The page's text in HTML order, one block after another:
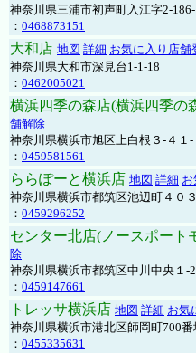
神奈川県三浦市初声町入江字2-
： 0468873151
大和店 地図 詳細 お気に入り店舗
神奈川県大和市深見台1-1-18
： 0462005021
横浜四季の森店(横浜四季の
舗解除
神奈川県横浜市旭区上白根３-４１-
： 0459581561
ららぽーと横浜店 地図 詳細
神奈川県横浜市都筑区池辺町４０
： 0459296252
センター北店(ノースポート
除
神奈川県横浜市都筑区中川中央１-
： 0459147661
トレッサ横浜店 地図 詳細 お気
神奈川県横浜市港北区師岡町700番
： 0455335631